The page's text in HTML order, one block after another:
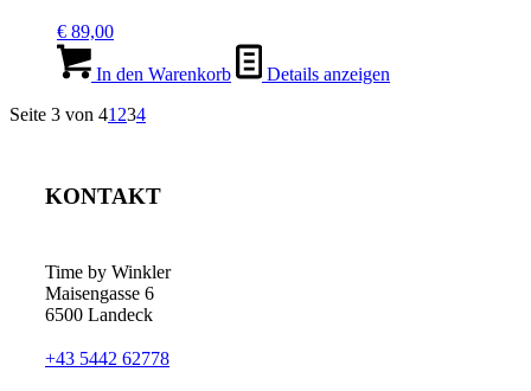
können
auf
€ 89,00
In den Warenkorb
Details anzeigen
Seite 3 von 41 234
KONTAKT
Time by Winkler
Maisengasse 6
6500 Landeck
+43 5442 62778